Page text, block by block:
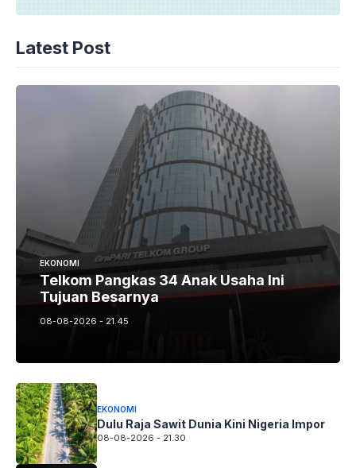
Latest Post
EKONOMI
Telkom Pangkas 34 Anak Usaha Ini
Tujuan Besarnya
08-08-2026 - 21.45
EKONOMI
Dulu Raja Sawit Dunia Kini Nigeria Impor
08-08-2026 - 21.30